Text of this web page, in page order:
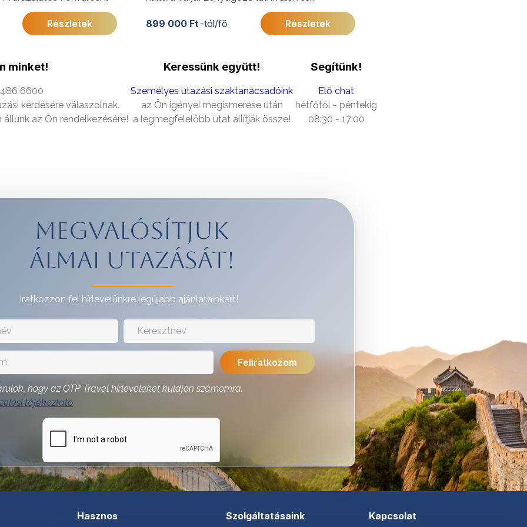
Park, a Garden
útvonala, a természeti
Részletek
izgalmas programok teszik felejthetetlenné ezt
a dél-afrikai utazást.
kattintson ide.
899 000 Ft -tól/fő Részletek
minket!
486 6600
kérdésére válaszolnak.
az Ön rendelkezésére!
Keressünk együtt!
Személyes utazási szaktanácsadóink
az Ön igényei megismerése után
a legmegfelelőbb utat állítják össze!
Segítünk!
Élő chat
hétfőtől - péntekig
08:30 - 17:00
Megvalósítjuk
álmai utazását!
Iratkozzon fel hírlevelünkre legújabb ajánlatainkért!
hogy az OTP Travel hírleveleket küldjön számomra.
tájékoztató
Hasznos Szolgáltatásaink Kapcsolat